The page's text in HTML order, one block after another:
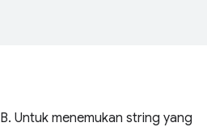
Untuk menemukan string yang